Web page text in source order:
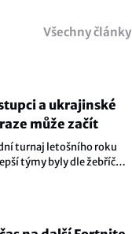
Všechny články
a ukrajinské
může začít
turnaj letošního roku
týmy byly dle žebříčku